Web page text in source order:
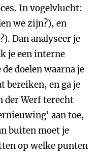
In vogelvlucht:
we zijn?), en
Dan analyseer je
je een interne
doelen waarna je
bereiken, en ga je
der Werf terecht
aan toe,
buiten moet je
op welke punten